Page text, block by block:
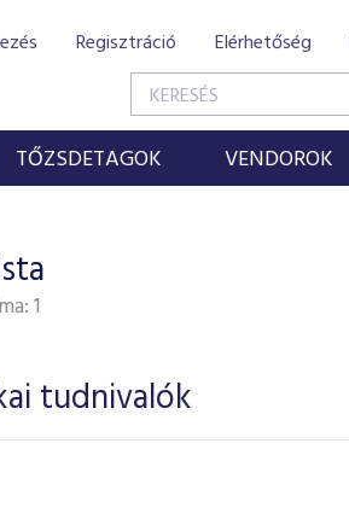
Regisztráció Elérhetőség
TŐZSDETAGOK VENDOROK
1
tudnivalók